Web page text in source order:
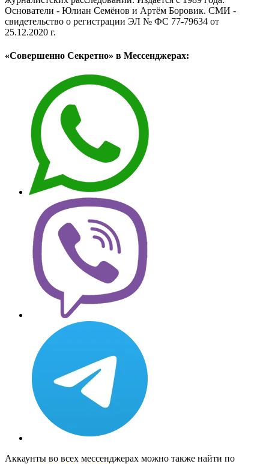
Основатели - Юлиан Семёнов и Артём Боровик. CМИ -
свидетельство о регистрации ЭЛ № ФС 77-79634 от
25.12.2020 г.
«Совершенно Секретно» в Мессенджерах:
Аккаунты во всех мессенджерах можно также найти по